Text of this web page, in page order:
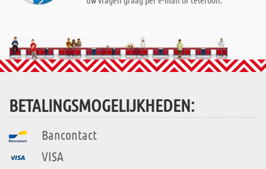
BETALINGSMOGELIJKHEDEN:
Bancontact
VISA